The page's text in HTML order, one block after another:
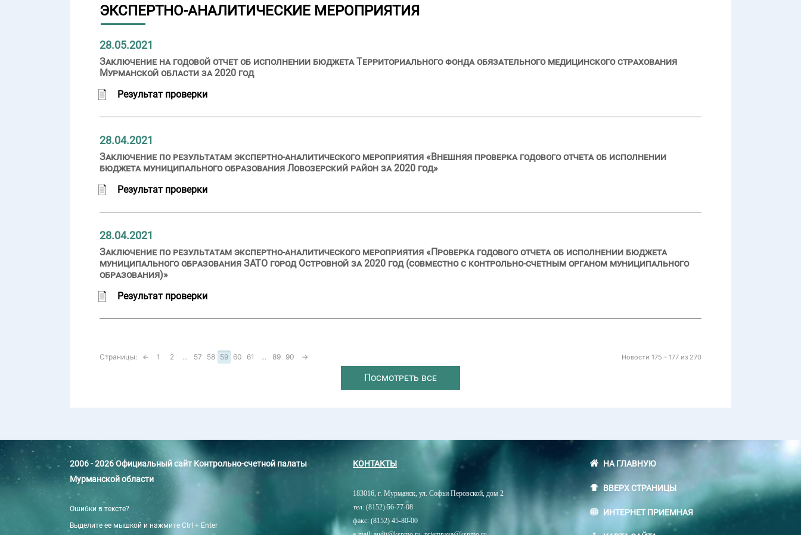
ЭКСПЕРТНО-АНАЛИТИЧЕСКИЕ МЕРОПРИЯТИЯ
28.05.2021
Заключение на годовой отчет об исполнении бюджета Территориального фонда обязательного медицинского страхования
Мурманской области за 2020 год
Результат проверки
28.04.2021
Заключение по результатам экспертно-аналитического мероприятия «Внешняя проверка годового отчета об исполнении
бюджета муниципального образования Ловозерский район за 2020 год»
Результат проверки
28.04.2021
Заключение по результатам экспертно-аналитического мероприятия «Проверка годового отчета об исполнении бюджета
муниципального образования ЗАТО город Островной за 2020 год (совместно с контрольно-счетным органом муниципального
образования)»
Результат проверки
Новости 175 - 177 из 270
Страницы: ← 1 2 ... 57 58 59 60 61 ... 89 90 →
Посмотреть все
2006 - 2026 Официальный сайт Контрольно-счетной палаты
Мурманской области
Ошибки в тексте?
Выделите ее мышкой и нажмите Ctrl + Enter
КОНТАКТЫ
183016, г. Мурманск, ул. Софьи Перовской, дом 2
тел: (8152) 56-77-08
факс: (8152) 45-80-00
НА ГЛАВНУЮ
ВВЕРХ СТРАНИЦЫ
ИНТЕРНЕТ ПРИЕМНАЯ